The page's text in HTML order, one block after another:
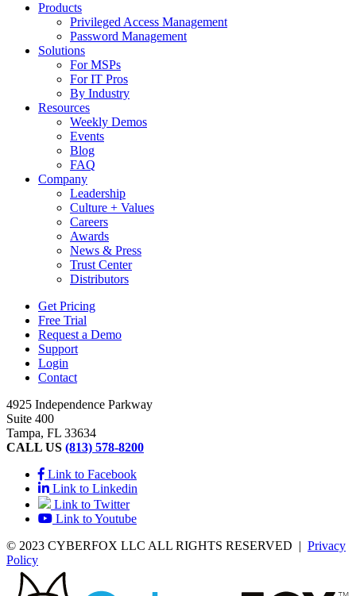
Products
Privileged Access Management
Password Management
Solutions
For MSPs
For IT Pros
By Industry
Resources
Weekly Demos
Events
Blog
FAQ
Company
Leadership
Culture + Values
Careers
Awards
News & Press
Trust Center
Distributors
Get Pricing
Free Trial
Request a Demo
Support
Login
Contact
4925 Independence Parkway
Suite 400
Tampa, FL 33634
CALL US (813) 578-8200
Link to Facebook
Link to Linkedin
Link to Twitter
Link to Youtube
© 2023 CYBERFOX LLC ALL RIGHTS RESERVED | Privacy
Policy